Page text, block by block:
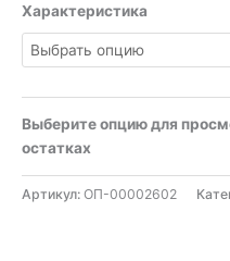
Характеристика
Выберите опцию для
остатках
Артикул: ОП-00002602